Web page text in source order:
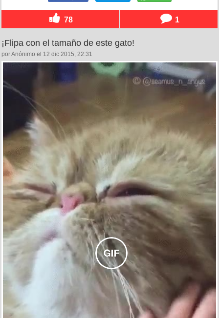
78 1
¡Flipa con el tamaño de este gato!
por Anónimo el 12 dic 2015, 22:31